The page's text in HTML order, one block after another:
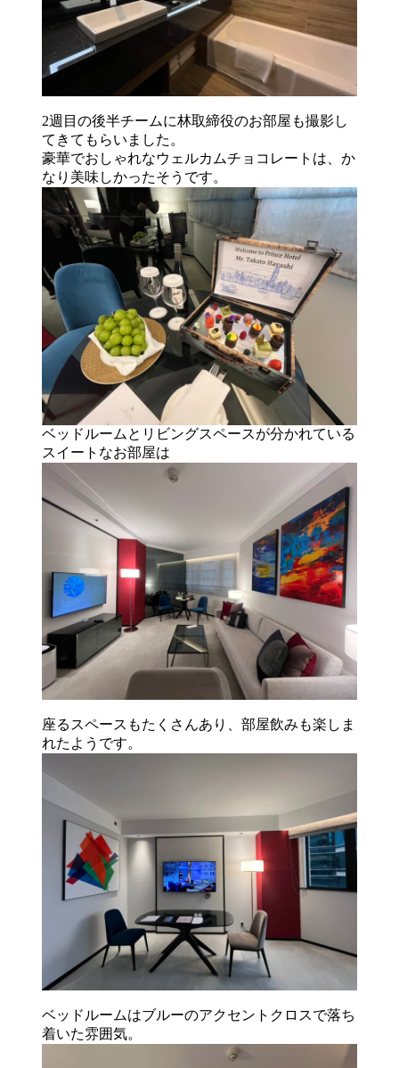
2週目の後半チームに林取締役のお部屋も撮影し
てきてもらいました。
豪華でおしゃれなウェルカムチョコレートは、か
なり美味しかったそうです。
ベッドルームとリビングスペースが分かれている
スイートなお部屋は
座るスペースもたくさんあり、部屋飲みも楽しま
れたようです。
ベッドルームはブルーのアクセントクロスで落ち
着いた雰囲気。